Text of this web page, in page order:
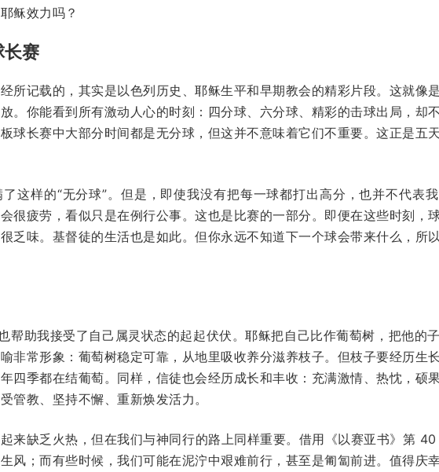
稣效力吗？
长赛
所记载的，其实是以色列历史、耶稣生平和早期教会的精彩片段。这就像
。你能看到所有激动人心的时刻：四分球、六分球、精彩的击球出局，却
球长赛中大部分时间都是无分球，但这并不意味着它们不重要。这正是五
这样的“无分球”。但是，即使我没有把每一球都打出高分，也并不代表
很疲劳，看似只是在例行公事。这也是比赛的一部分。即便在这些时刻，
乏味。基督徒的生活也是如此。但你永远不知道下一个球会带来什么，所
帮助我接受了自己属灵状态的起起伏伏。耶稣把自己比作葡萄树，把他的
非常形象：葡萄树稳定可靠，从地里吸收养分滋养枝子。但枝子要经历生
四季都在结葡萄。同样，信徒也会经历成长和丰收：充满激情、热忱，硕
管教、坚持不懈、重新焕发活力。
来缺乏火热，但在我们与神同行的路上同样重要。借用《以赛亚书》第
风；而有些时候，我们可能在泥泞中艰难前行，甚至是匍匐前进。值得庆